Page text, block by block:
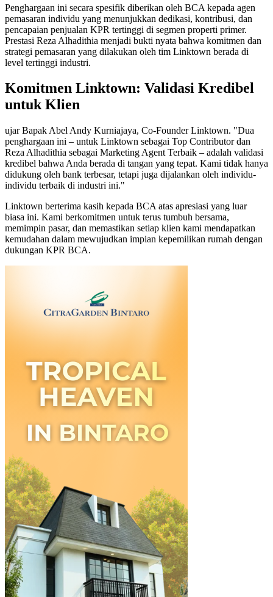
Penghargaan ini secara spesifik diberikan oleh BCA kepada agen
pemasaran individu yang menunjukkan dedikasi, kontribusi, dan
pencapaian penjualan KPR tertinggi di segmen properti primer.
Prestasi Reza Alhadithia menjadi bukti nyata bahwa komitmen dan
strategi pemasaran yang dilakukan oleh tim Linktown berada di
level tertinggi industri.
Komitmen Linktown: Validasi Kredibel
untuk Klien
ujar Bapak Abel Andy Kurniajaya, Co-Founder Linktown. "Dua
penghargaan ini – untuk Linktown sebagai Top Contributor dan
Reza Alhadithia sebagai Marketing Agent Terbaik – adalah validasi
kredibel bahwa Anda berada di tangan yang tepat. Kami tidak hanya
didukung oleh bank terbesar, tetapi juga dijalankan oleh individu-
individu terbaik di industri ini."
Linktown berterima kasih kepada BCA atas apresiasi yang luar
biasa ini. Kami berkomitmen untuk terus tumbuh bersama,
memimpin pasar, dan memastikan setiap klien kami mendapatkan
kemudahan dalam mewujudkan impian kepemilikan rumah dengan
dukungan KPR BCA.